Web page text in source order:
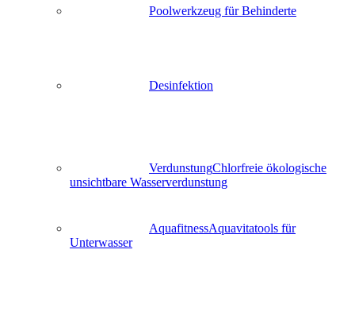
Poolwerkzeug für Behinderte
Desinfektion
VerdunstungChlorfreie ökologische
unsichtbare Wasserverdunstung
AquafitnessAquavitatools für
Unterwasser